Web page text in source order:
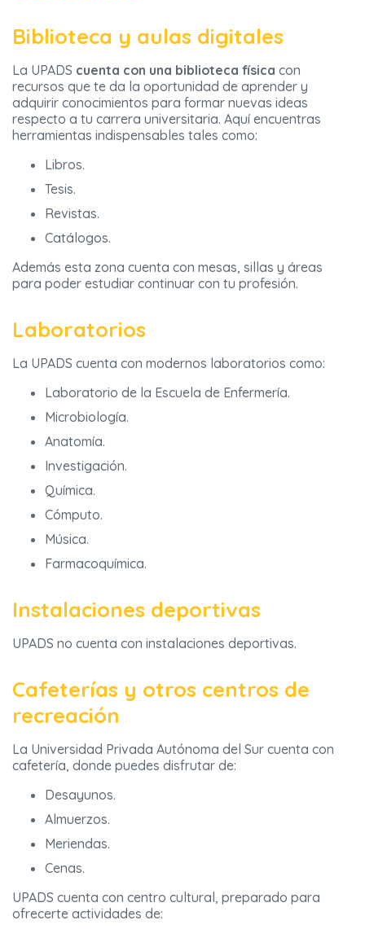
Biblioteca y aulas digitales
La UPADS cuenta con una biblioteca física con
recursos que te da la oportunidad de aprender y
adquirir conocimientos para formar nuevas ideas
respecto a tu carrera universitaria. Aquí encuentras
herramientas indispensables tales como:
Libros.
Tesis.
Revistas.
Catálogos.
Además esta zona cuenta con mesas, sillas y áreas
para poder estudiar continuar con tu profesión.
Laboratorios
La UPADS cuenta con modernos laboratorios como:
Laboratorio de la Escuela de Enfermería.
Microbiología.
Anatomía.
Investigación.
Química.
Cómputo.
Música.
Farmacoquímica.
Instalaciones deportivas
UPADS no cuenta con instalaciones deportivas.
Cafeterías y otros centros de
recreación
La Universidad Privada Autónoma del Sur cuenta con
cafetería, donde puedes disfrutar de:
Desayunos.
Almuerzos.
Meriendas.
Cenas.
UPADS cuenta con centro cultural, preparado para
ofrecerte actividades de: